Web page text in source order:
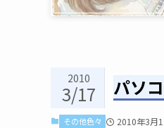
パソ
2010
3/17
その他色々 2010年3月